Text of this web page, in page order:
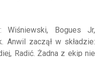
Wiśniewski, Bogues Jr,
Anwil zaczął w składzie:
Radić. Żadna z ekip nie